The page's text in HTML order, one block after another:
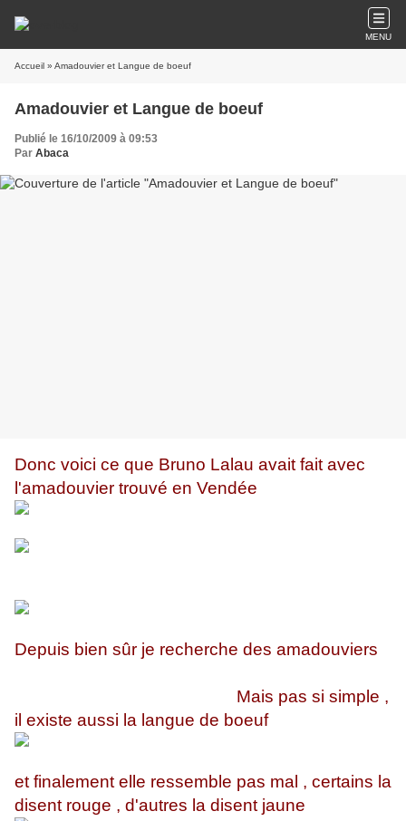
MENU
Accueil » Amadouvier et Langue de boeuf
Amadouvier et Langue de boeuf
Publié le 16/10/2009 à 09:53
Par Abaca
Donc voici ce que Bruno Lalau avait fait avec
l'amadouvier trouvé en Vendée
Depuis bien sûr je recherche des amadouviers
Mais pas si simple ,
il existe aussi la langue de boeuf
et finalement elle ressemble pas mal , certains la
disent rouge , d'autres la disent jaune